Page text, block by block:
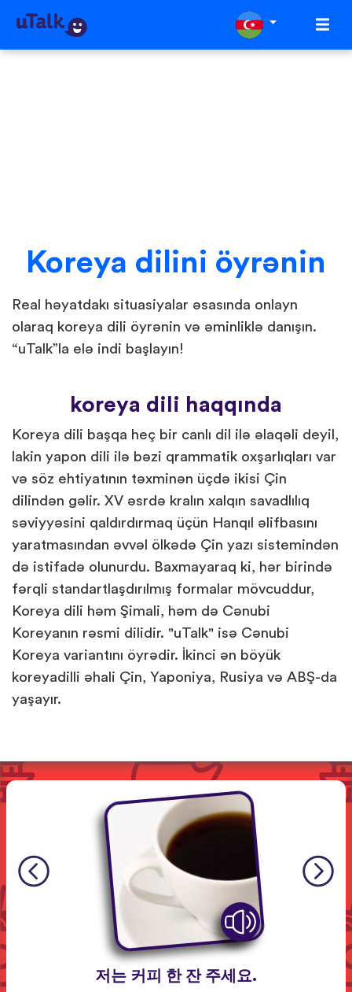
Koreya dilini öyrənin
Real həyatdakı situasiyalar əsasında onlayn
olaraq koreya dili öyrənin və əminliklə danışın.
“uTalk”la elə indi başlayın!
koreya dili haqqında
Koreya dili başqa heç bir canlı dil ilə əlaqəli deyil,
lakin yapon dili ilə bəzi qrammatik oxşarlıqları var
və söz ehtiyatının təxminən üçdə ikisi Çin
dilindən gəlir. XV əsrdə kralın xalqın savadlılıq
səviyyəsini qaldırdırmaq üçün Hanqıl əlifbasını
yaratmasından əvvəl ölkədə Çin yazı sistemindən
də istifadə olunurdu. Baxmayaraq ki, hər birində
fərqli standartlaşdırılmış formalar mövcuddur,
Koreya dili həm Şimali, həm də Cənubi
Koreyanın rəsmi dilidir. "uTalk" isə Cənubi
Koreya variantını öyrədir. İkinci ən böyük
koreyadilli əhali Çin, Yaponiya, Rusiya və ABŞ-da
yaşayır.
저는 커피 한 잔 주세요.